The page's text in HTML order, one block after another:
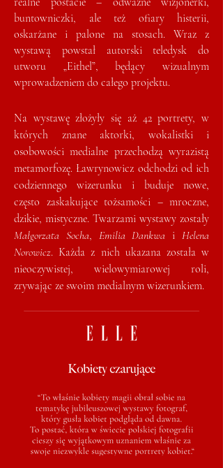
buntowniczki, ale też ofiary histerii,
oskarżane i palone na stosach. Wraz z
wystawą powstał autorski teledysk do
utworu „Eithel”, będący wizualnym
wprowadzeniem do całego projektu.
Na wystawę złożyły się aż 42 portrety, w
których znane aktorki, wokalistki i
osobowości medialne przechodzą wyrazistą
metamorfozę. Ławrynowicz odchodzi od ich
codziennego wizerunku i buduje nowe,
często zaskakujące tożsamości – mroczne,
dzikie, mistyczne. Twarzami wystawy zostały
Małgorzata Socha, Emilia Dankwa iHelena
Norowicz. Każda z nich ukazana została w
nieoczywistej, wielowymiarowej roli,
zrywając ze swoim medialnym wizerunkiem.